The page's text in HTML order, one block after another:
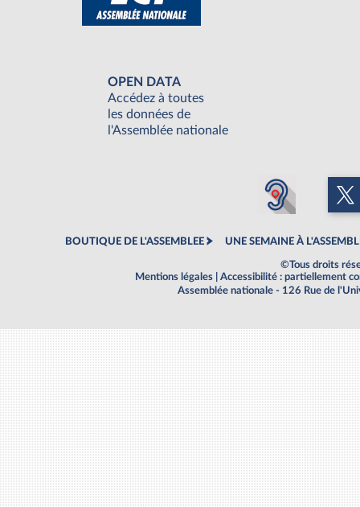
OPEN DATA
Accédez à toutes
les données de
l'Assemblée nationale
BOUTIQUE DE L'ASSEMBLEE UNE SEMAINE À
©Tous droits
Mentions légales
Accessibilité : partiellement
Assemblée nationale - 126 Rue de